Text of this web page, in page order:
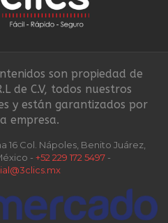
son propiedad de
de C.V, todos nuestros
y están garantizados por
empresa.
Col. Nápoles, Benito Juárez,
- +52 229 172 5497-